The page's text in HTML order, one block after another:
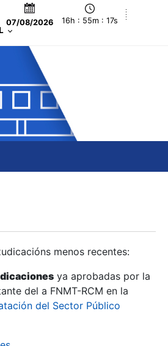
07/08/2026 16h : 55m : 18s
menos recentes:
ya aprobadas por la
del a FNMT-RCM en la
del Sector Público